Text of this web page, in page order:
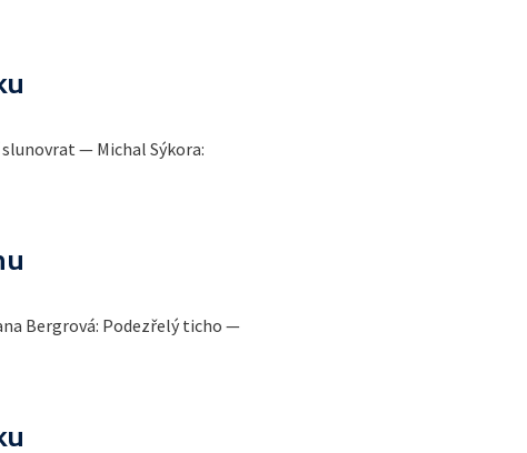
— Michal Sýkora:
Bergrová: Podezřelý ticho —